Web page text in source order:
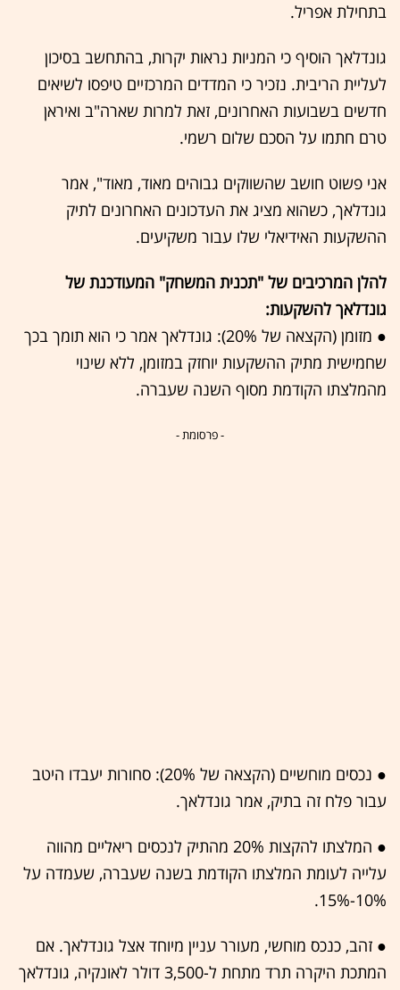
בתחילת אפריל.
גונדלאך הוסיף כי המניות נראות יקרות, בהתחשב בסיכון
לעליית הריבית. נזכיר כי המדדים המרכזיים טיפסו לשיאים
חדשים בשבועות האחרונים, זאת למרות שארה"ב ואיראן
טרם חתמו על הסכם שלום רשמי.
אני פשוט חושב שהשווקים גבוהים מאוד, מאוד", אמר
גונדלאך, כשהוא מציג את העדכונים האחרונים לתיק
ההשקעות האידיאלי שלו עבור משקיעים.
להלן המרכיבים של "תכנית המשחק" המעודכנת של
גונדלאך להשקעות:
● מזומן (הקצאה של 20%): גונדלאך אמר כי הוא תומך בכך
שחמישית מתיק ההשקעות יוחזק במזומן, ללא שינוי
מהמלצתו הקודמת מסוף השנה שעברה.
- פרסומת -
● נכסים מוחשיים (הקצאה של 20%): סחורות יעבדו היטב
עבור פלח זה בתיק, אמר גונדלאך.
● המלצתו להקצות 20% מהתיק לנכסים ריאליים מהווה
עלייה לעומת המלצתו הקודמת בשנה שעברה, שעמדה על
10%-15%.
● זהב, כנכס מוחשי, מעורר עניין מיוחד אצל גונדלאך. אם
המתכת היקרה תרד מתחת ל-3,500 דולר לאונקיה, גונדלאך